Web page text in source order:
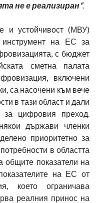
не е реализиран“.
и устойчивост (МВУ)
инструмент на ЕС за
с бюджет
сметна палата
включени
са насочени към вече
в тази област и дали
цифровия преход.
държави членки
приоритетно за
в областта
общите показатели на
на ЕС от
което ограничава
реалния принос на